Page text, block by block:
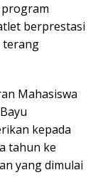
program
berprestasi
terang
Mahasiswa
kepada
tahun ke
yang dimulai